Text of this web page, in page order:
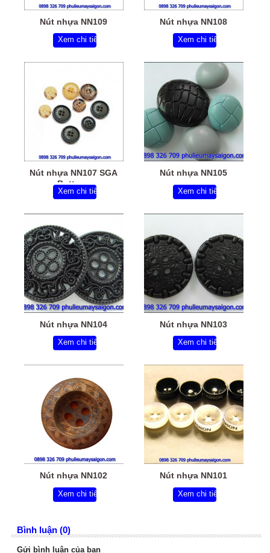
Nút nhựa NN109
Xem chi tiết
Nút nhựa NN108
Xem chi tiết
Nút nhựa NN107 SGA
Buttons
Xem chi tiết
Nút nhựa NN105
Xem chi tiết
Nút nhựa NN104
Xem chi tiết
Nút nhựa NN103
Xem chi tiết
Nút nhựa NN102
Xem chi tiết
Nút nhựa NN101
Xem chi tiết
Bình luận (0)
Gửi bình luận của bạn